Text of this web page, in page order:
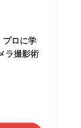
ロに学
ラ撮影術